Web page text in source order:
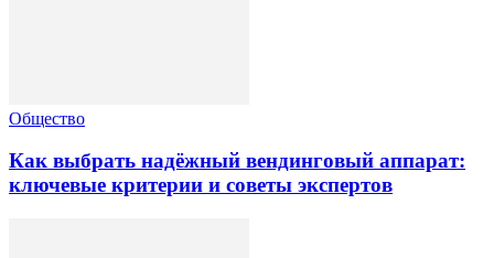
Общество
Как выбрать надёжный вендинговый аппарат:
ключевые критерии и советы экспертов